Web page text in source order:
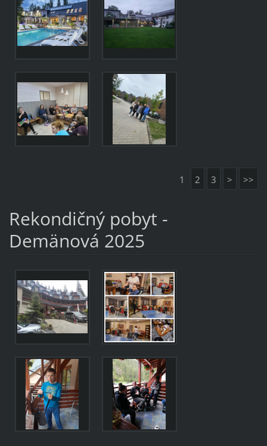
1 2 3 > >>
Rekondičný pobyt -
Demänová 2025